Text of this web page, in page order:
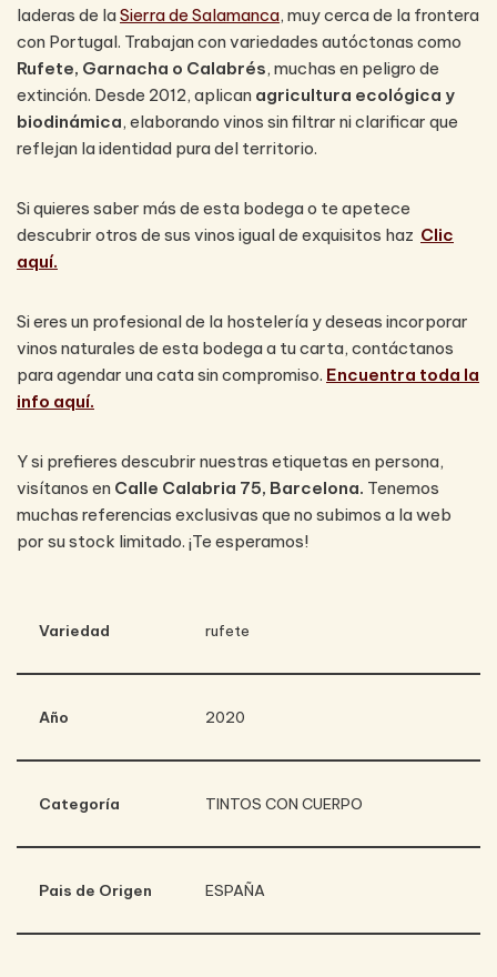
laderas de laSierra de Salamanca, muy cerca de la frontera
con Portugal. Trabajan con variedades autóctonas como
Rufete, Garnacha o Calabrés, muchas en peligro de
extinción. Desde 2012, aplican agricultura ecológica y
biodinámica, elaborando vinos sin filtrar ni clarificar que
reflejan la identidad pura del territorio.
Si quieres saber más de esta bodega o te apetece
descubrir otros de sus vinos igual de exquisitos haz Clic
aquí.
Si eres un profesional de la hostelería y deseas incorporar
vinos naturales de esta bodega a tu carta, contáctanos
para agendar una cata sin compromiso. Encuentra toda la
info aquí.
Y si prefieres descubrir nuestras etiquetas en persona,
visítanos en Calle Calabria 75, Barcelona. Tenemos
muchas referencias exclusivas que no subimos a la web
por su stock limitado. ¡Te esperamos!
Variedad rufete
Año 2020
Categoría TINTOS CON CUERPO
Pais de Origen ESPAÑA